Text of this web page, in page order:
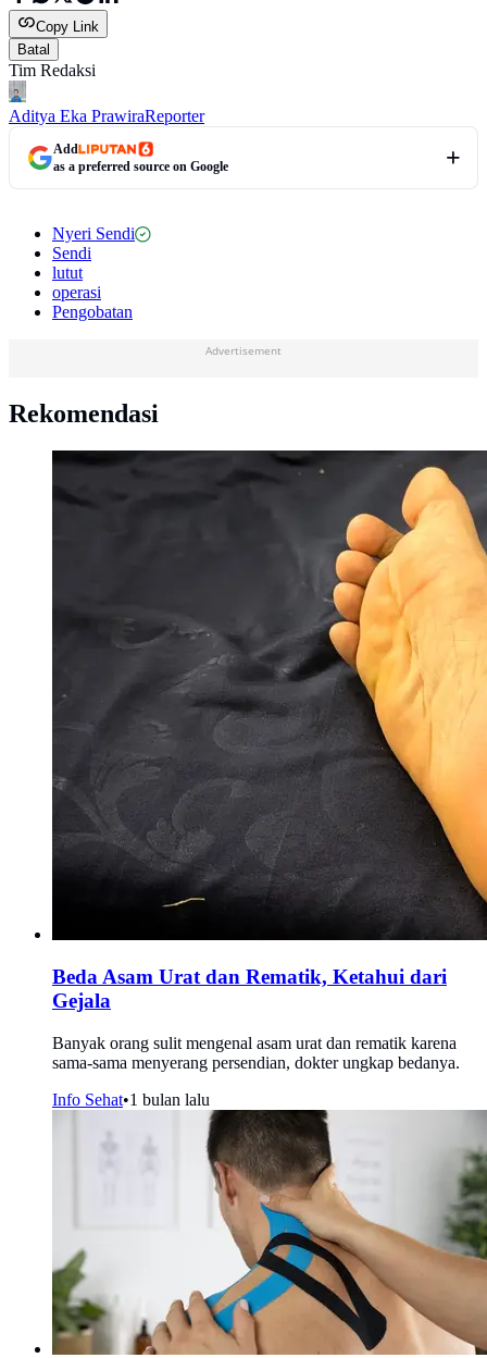
Copy Link
Batal
Tim Redaksi
Aditya Eka PrawiraReporter
Add
as a preferred source on Google
Nyeri Sendi
Sendi
lutut
operasi
Pengobatan
Advertisement
Rekomendasi
Beda Asam Urat dan Rematik, Ketahui dari
Gejala
Banyak orang sulit mengenal asam urat dan rematik karena
sama-sama menyerang persendian, dokter ungkap bedanya.
Info Sehat•1 bulan lalu